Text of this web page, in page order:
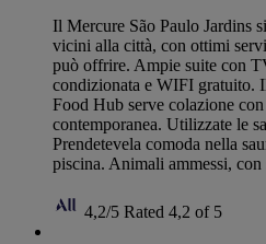
Il Mercure São Paulo Jardins
vicini alla città, con ottimi
può offrire. Ampie suite con
condizionata e WIFI gratuito.
Food Hub serve colazione
contemporanea. Utilizzate le
Prendetevela comoda nella
piscina. Animali ammessi, con
4,2/5 Rated 4,2 of 5